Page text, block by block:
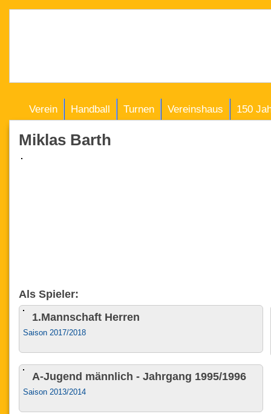
Verein Handball Turnen Vereinshaus 150
Miklas Barth
Als Spieler:
1.Mannschaft Herren
Saison 2017/2018
A-Jugend männlich - Jahrgang 1995/1996
Saison 2013/2014